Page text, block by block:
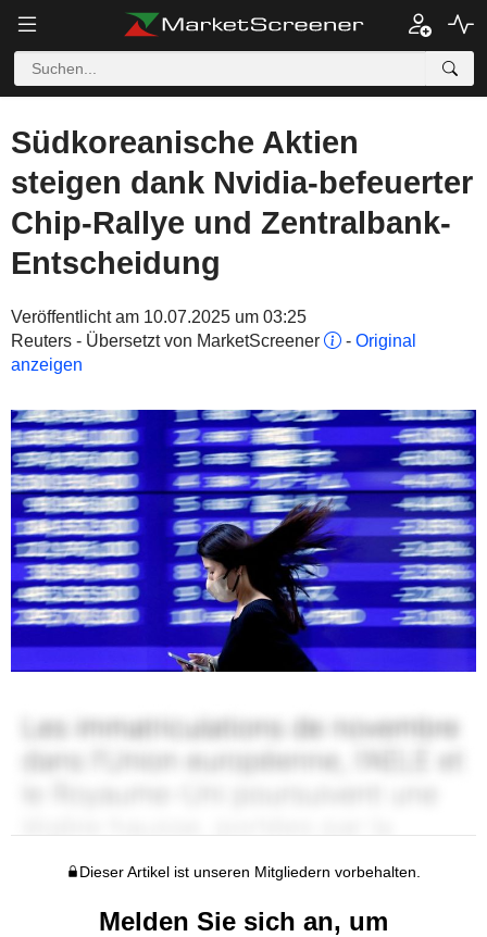
Südkoreanische Aktien
steigen dank Nvidia-befeuerter
Chip-Rallye und Zentralbank-
Entscheidung
Veröffentlicht am 10.07.2025 um 03:25
Reuters - Übersetzt von MarketScreener
- Original
anzeigen
Dieser Artikel ist unseren Mitgliedern vorbehalten.
Melden Sie sich an, um